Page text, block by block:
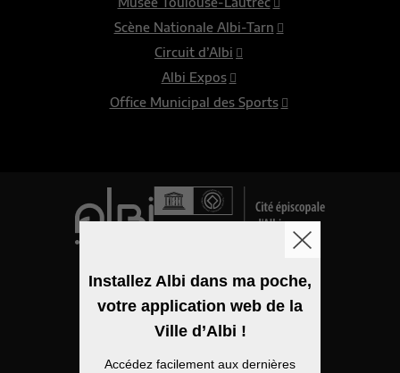
Scène Nationale Albi-Tarn
Circuit d’Albi
Albi Expos
Office Municipal des Sports
Mentions légales
Installez Albi dans ma poche,
votre application web de la
Ville d’Albi !
Accédez facilement aux dernières